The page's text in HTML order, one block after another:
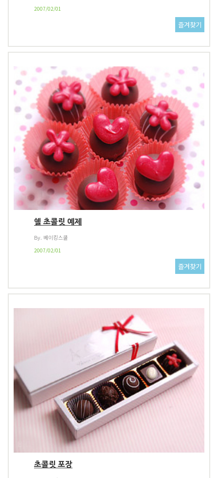
2007/02/01
쉘 초콜릿 예제
By. 베이킹스쿨
2007/02/01
초콜릿 포장